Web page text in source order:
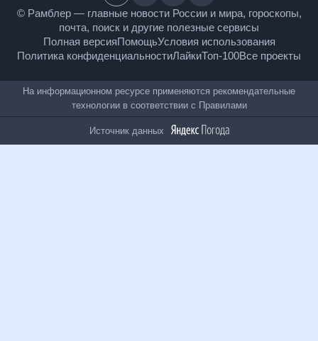
© Рамблер — главные новости России и мира,
гороскопы, почта, поиск и другие полезные сервисы
Полная версияПомощьУсловия использования
Политика конфиденциальностиЛайкиТоп-100
На информационном ресурсе применяются
рекомендательные технологии в соответствии сПравилами
Источник данных